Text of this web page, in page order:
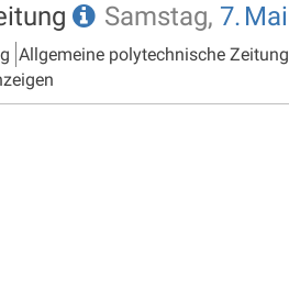
Samstag, 7. Mai
Allgemeine polytechnische Zeitung